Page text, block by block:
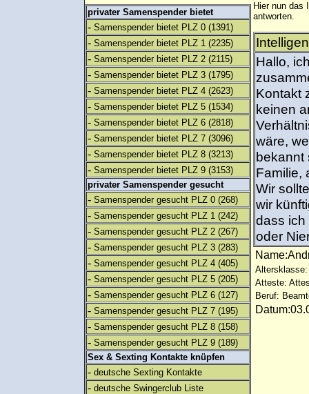
privater Samenspender bietet
- Samenspender bietet PLZ 0 (1391)
- Samenspender bietet PLZ 1 (2235)
- Samenspender bietet PLZ 2 (2115)
- Samenspender bietet PLZ 3 (1795)
- Samenspender bietet PLZ 4 (2623)
- Samenspender bietet PLZ 5 (1534)
- Samenspender bietet PLZ 6 (2818)
- Samenspender bietet PLZ 7 (3096)
- Samenspender bietet PLZ 8 (3213)
- Samenspender bietet PLZ 9 (3153)
privater Samenspender gesucht
- Samenspender gesucht PLZ 0 (268)
- Samenspender gesucht PLZ 1 (242)
- Samenspender gesucht PLZ 2 (267)
- Samenspender gesucht PLZ 3 (283)
- Samenspender gesucht PLZ 4 (405)
- Samenspender gesucht PLZ 5 (205)
- Samenspender gesucht PLZ 6 (127)
- Samenspender gesucht PLZ 7 (195)
- Samenspender gesucht PLZ 8 (158)
- Samenspender gesucht PLZ 9 (189)
Sex & Sexting Kontakte knüpfen
- deutsche Sexting Kontakte
- deutsche Swingerclub Liste
Hier nun das
antworten.
Hallo,
Kontakt
keinen
wäre,
bekannt
Familie,
Wir
wir
dass ich
oder
Altersklasse:
Atteste:
Beruf: